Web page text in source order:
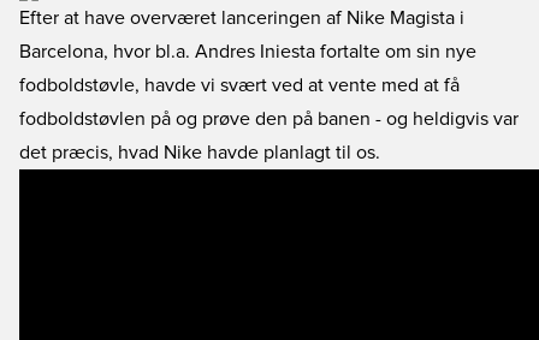
Efter at have overværet lanceringen af Nike Magista i
Barcelona, hvor bl.a. Andres Iniesta fortalte om sin nye
fodboldstøvle, havde vi svært ved at vente med at få
fodboldstøvlen på og prøve den på banen - og heldigvis var
det præcis, hvad Nike havde planlagt til os.